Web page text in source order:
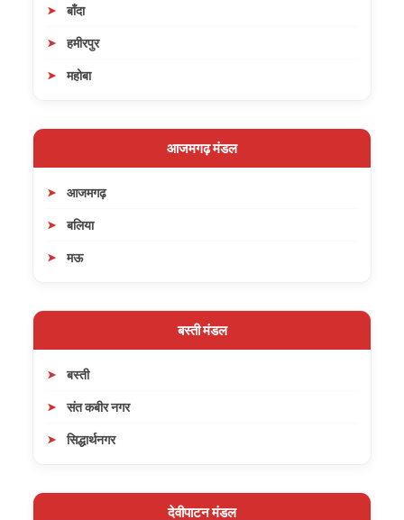
बाँदा
हमीरपुर
महोबा
आजमगढ़ मंडल
आजमगढ़
बलिया
मऊ
बस्ती मंडल
बस्ती
संत कबीर नगर
सिद्धार्थनगर
देवीपाटन मंडल